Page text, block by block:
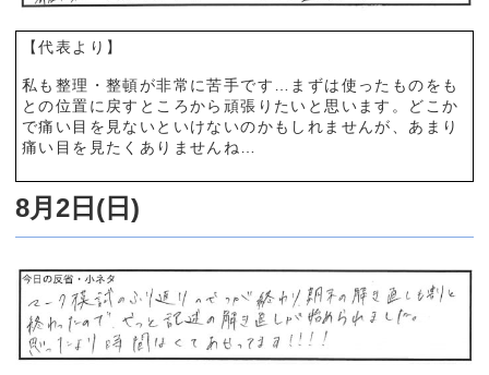
【代表より】
私も整理・整頓が非常に苦手です…まずは使ったものをも
との位置に戻すところから頑張りたいと思います。どこか
で痛い目を見ないといけないのかもしれませんが、あまり
痛い目を見たくありませんね…
8月2日(日)